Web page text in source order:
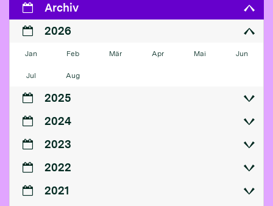
Archiv
2026
Jan Feb Mär Apr Mai Jun
Jul Aug
2025
2024
2023
2022
2021